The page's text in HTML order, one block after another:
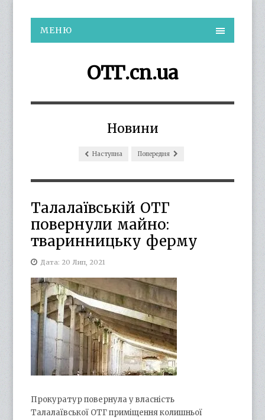
МЕНЮ
ОТГ.cn.ua
Новини
Наступна Попередня
Талалаївській ОТГ
повернули майно:
тваринницьку ферму
Дата: 20 Лип, 2021
Прокуратур повернула у власність
Талалаївської ОТГ приміщення колишньої